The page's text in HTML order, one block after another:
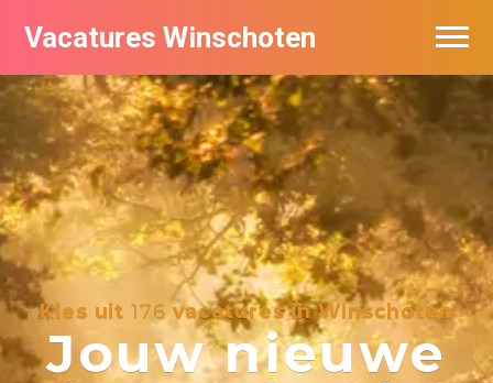
Vacatures Winschoten
Kies uit176vacatures in Winschoten
Jouw nieuwe
Vacatures per bedrijf in Winschoten
Nieuwsbrief feed